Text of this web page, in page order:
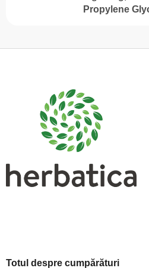
Propylene
Totul despre cumpărături